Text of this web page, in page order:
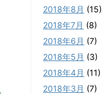
2018年8月 (15)
2018年7月 (8)
2018年6月 (7)
2018年5月 (3)
2018年4月 (11)
2018年3月 (7)